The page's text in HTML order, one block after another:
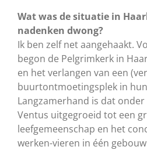
Wat was de situatie in
nadenken dwong?
Ik ben zelf net aangehaakt.
begon de Pelgrimkerk in
en het verlangen van een
buurtontmoetingsplek in
Langzamerhand is dat
Ventus uitgegroeid tot een
leefgemeenschap en het
werken-vieren in één